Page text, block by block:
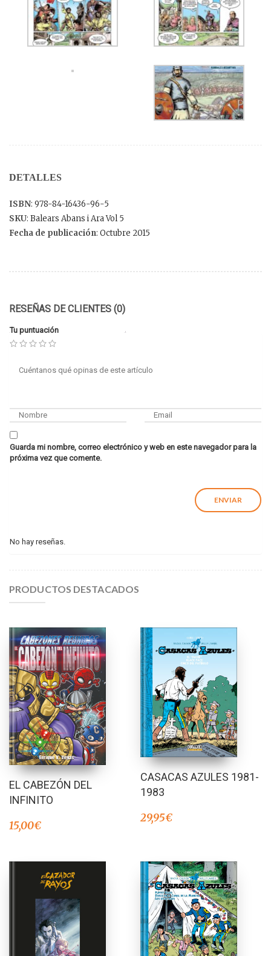
DETALLES
ISBN: 978-84-16436-96-5
SKU: Balears Abans i Ara Vol 5
Fecha de publicación: Octubre 2015
RESEÑAS DE CLIENTES (0)
Tu puntuación
Guarda mi nombre, correo electrónico y web en este navegador para la
próxima vez que comente.
No hay reseñas.
PRODUCTOS DESTACADOS
EL CABEZÓN DEL
INFINITO
15,00€
CASACAS AZULES 1981-
1983
29,95€